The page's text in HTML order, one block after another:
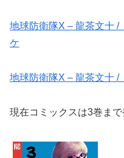
地球防衛隊X – 龍茶文十 /
ケ
地球防衛隊X – 龍茶文十 /
現在コミックスは3巻まで